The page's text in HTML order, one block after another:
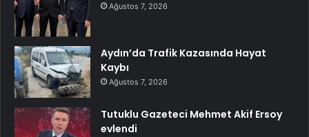
Ağustos 7, 2026
Aydın’da Trafik Kazasında Hayat
Kaybı
Ağustos 7, 2026
Tutuklu Gazeteci Mehmet Akif Ersoy
evlendi